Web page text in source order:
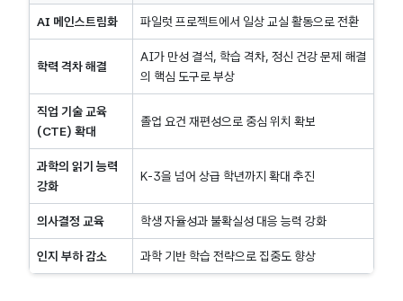
AI 메인스트림화 파일럿 프로젝트에서 일상 교실 활동으로 전환
학력 격차 해결
AI가 만성 결석, 학습 격차, 정신 건강 문제 해결
의 핵심 도구로 부상
직업 기술 교육
(CTE) 확대
졸업 요건 재편성으로 중심 위치 확보
과학의 읽기 능력
강화
K-3을 넘어 상급 학년까지 확대 추진
의사결정 교육 학생 자율성과 불확실성 대응 능력 강화
인지 부하 감소 과학 기반 학습 전략으로 집중도 향상